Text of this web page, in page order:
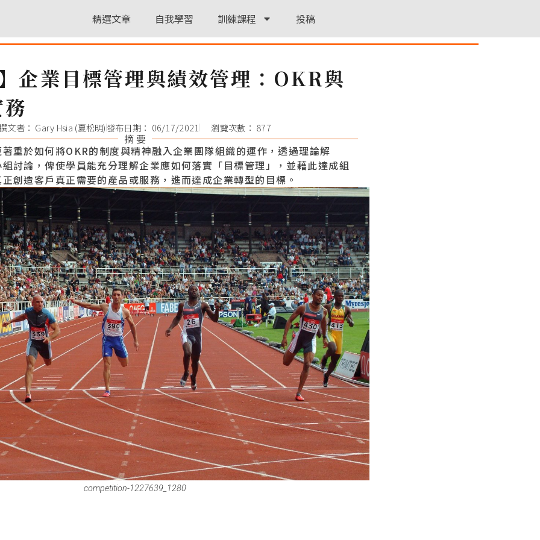
精選文章 自我學習 訓練課程 投稿
企業目標管理與績效管理：OKR與
文者： Gary Hsia (夏松明)發布日期： 06/17/2021 瀏覽次數： 877
摘 要
重於如何將OKR的制度與精神融入企業團隊組織的運作，透過理論解
討論，俾使學員能充分理解企業應如何落實「目標管理」，並藉此達成組
創造客戶真正需要的產品或服務，進而達成企業轉型的目標。
competition-1227639_1280